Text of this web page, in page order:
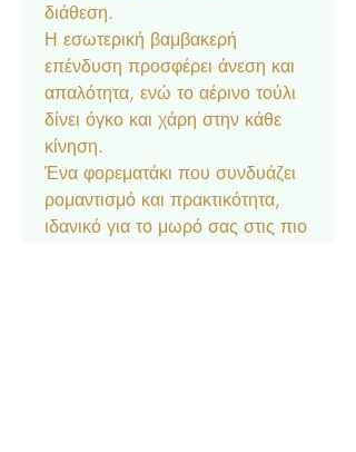
διάθεση.
Η εσωτερική βαμβακερή
επένδυση προσφέρει άνεση και
απαλότητα, ενώ το αέρινο τούλι
δίνει όγκο και χάρη στην κάθε
κίνηση.
Ένα φορεματάκι που συνδυάζει
ρομαντισμό και πρακτικότητα,
ιδανικό για το μωρό σας στις πιο